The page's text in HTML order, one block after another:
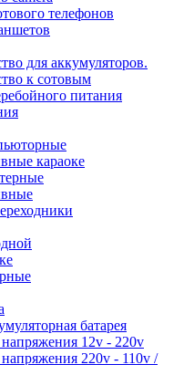
телефонов
для аккумуляторов.
к сотовым
питания
караоке
батарея
напряжения 12v - 220v
напряжения 220v - 110v /